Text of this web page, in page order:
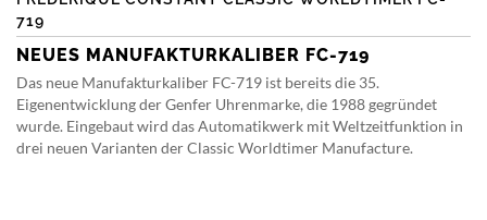
719
NEUES MANUFAKTURKALIBER FC-719
Das neue Manufakturkaliber FC-719 ist bereits die 35.
Eigenentwicklung der Genfer Uhrenmarke, die 1988 gegründet
wurde. Eingebaut wird das Automatikwerk mit Weltzeitfunktion in
drei neuen Varianten der Classic Worldtimer Manufacture.